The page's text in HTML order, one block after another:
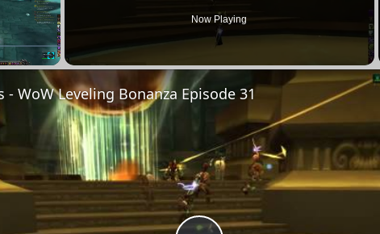
Now Playing
- WoW Leveling Bonanza Episode 31